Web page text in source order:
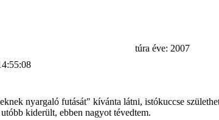
túra éve: 2007
nyargaló futását" kívánta látni, istókuccse
kiderült, ebben nagyot tévedtem.